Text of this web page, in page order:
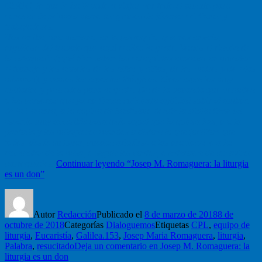
Continuar leyendo “Josep M. Romaguera: la liturgia
es un don”
AutorRedacciónPublicado el 8 de marzo de 20188 de
octubre de 2018Categorías DialoguemosEtiquetas CPL, equipo de
liturgia, Eucaristía, Galilea.153, Josep Maria Romaguera, liturgia,
Palabra, resucitadoDeja un comentario en Josep M. Romaguera: la
liturgia es un don